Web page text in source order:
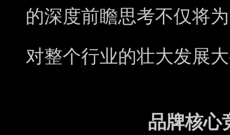
的深度前瞻思考不仅将
对整个行业的壮大发展
品牌核心